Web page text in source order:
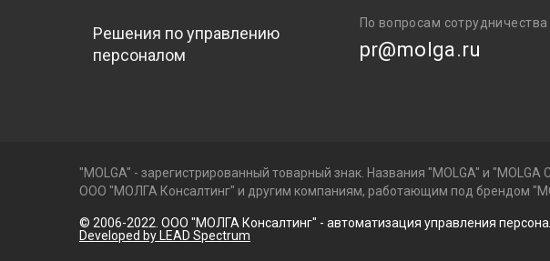
Решения по управлению
персоналом
По вопросам сотрудничества
pr@molga.ru
"MOLGA" - зарегистрированный товарный знак. Названия "MOLGA" и
ООО "МОЛГА Консалтинг" и другим компаниям, работающим под брендом
© 2006-2022. ООО "МОЛГА Консалтинг" - автоматизация управления
Developed by LEAD Spectrum